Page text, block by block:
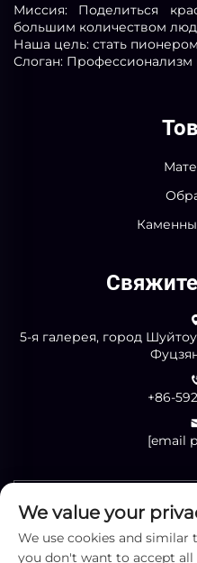
Миссия: Поделиться
большим количеством
Наша цель: стать
Слоган: Профессионализм
5-я галерея, город
+86-
[email
We value your
We use cookies and similar
you don't want to accept all